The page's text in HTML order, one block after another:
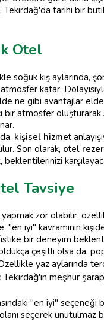
Tekirdağ'da tarihi bir
Otel
soğuk kış aylarında,
katar.
ne gibi avantajlar
bir atmosfer
kişisel hizmet
Son olarak, otel
Tavsiye
yapmak zor olabilir,
"en iyi" kavramının
bir deneyim
çeşitli olsa da,
yaz aylarında
Tekirdağ'ın meşhur
"en iyi" seçeneği
seçerek unutulmaz